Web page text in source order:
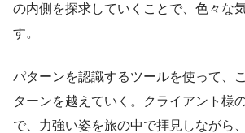
の内側を探求していくことで、色々な
す。
パターンを認識するツールを使って、
ターンを越えていく。クライアント様
で、力強い姿を旅の中で拝見しながら